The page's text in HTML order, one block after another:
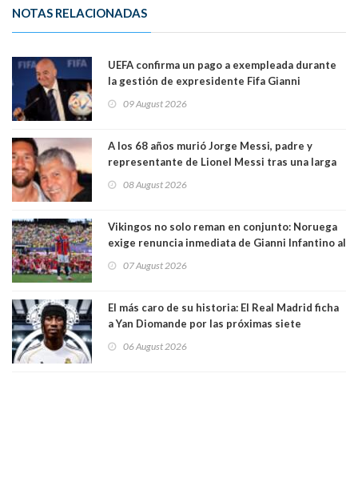
NOTAS RELACIONADAS
UEFA confirma un pago a exempleada durante
la gestión de expresidente Fifa Gianni
relación sentimental
09 August 2026
A los 68 años murió Jorge Messi, padre y
representante de Lionel Messi tras una larga
08 August 2026
Vikingos no solo reman en conjunto: Noruega
exige renuncia inmediata de Gianni Infantino al
07 August 2026
El más caro de su historia: El Real Madrid ficha
a Yan Diomande por las próximas siete
06 August 2026